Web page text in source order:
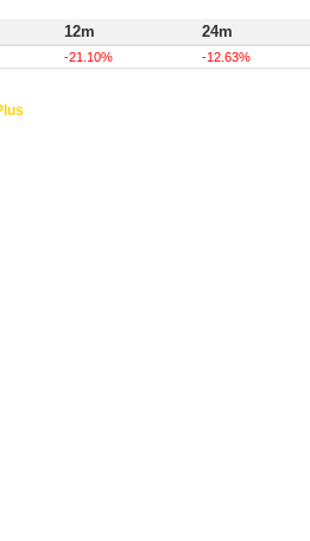
12m 24m
-21.10% -12.63%